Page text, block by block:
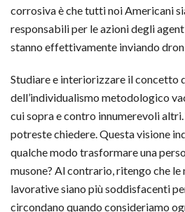
corrosiva è che tutti noi Americani
responsabili per le azioni degli
stanno effettivamente inviando
Studiare e interiorizzare il concetto
dell’individualismo metodologico
cui sopra e contro innumerevoli altri.
potreste chiedere. Questa visione
qualche modo trasformare una
musone? Al contrario, ritengo che
lavorative siano più soddisfacenti
circondano quando consideriamo